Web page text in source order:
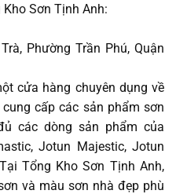
Sơn Tịnh Anh:
Phường Trần Phú, Quận
cửa hàng chuyên dụng về
cấp các sản phẩm sơn
các dòng sản phẩm của
Jotun Majestic, Jotun
Tổng Kho Sơn Tịnh Anh,
và màu sơn nhà đẹp phù